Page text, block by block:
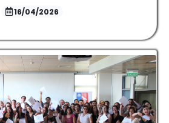
16/04/2026